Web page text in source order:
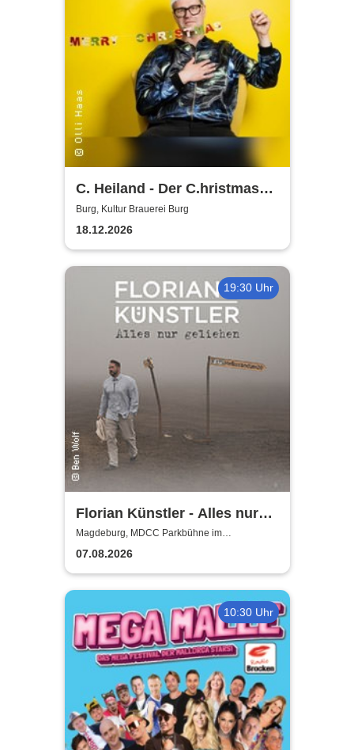
C. Heiland - Der C.hristmas
Planner
Burg, Kultur Brauerei Burg
18.12.2026
19:30 Uhr
Florian Künstler - Alles nur
geliehen - Tour 2026/2027
Magdeburg, MDCC Parkbühne im
Elbauenpark
07.08.2026
10:30 Uhr